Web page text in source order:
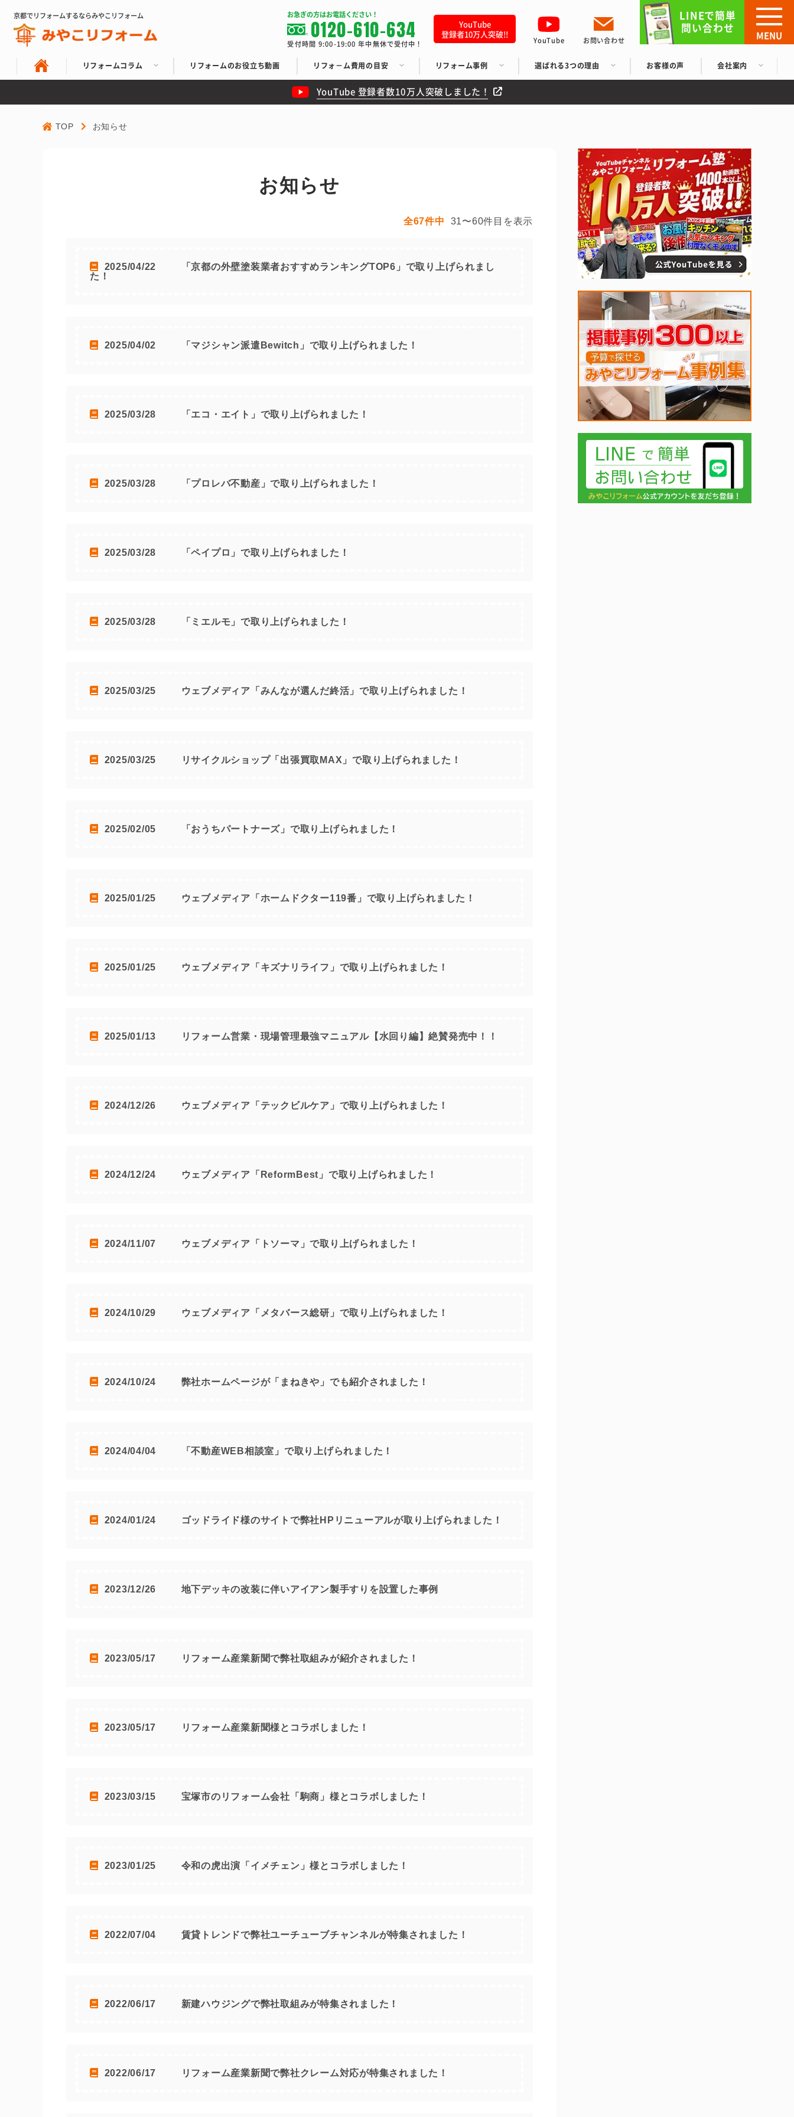
京都でリフォームするならみやこリフォーム お急ぎの方はお電話ください！
0120-610-634
受付時間 9:00-19:00 年中無休で受付中！
YouTube
登録者10万人突破!!
YouTube お問い合わせ
リフォームコラム リフォームのお役立ち動画 リフォ－ム費用の目安 リフォーム事例 選ばれる3つの理由 お客様の声 会社案内
YouTube 登録者数10万人突破しました！
LINEで簡単
問い合わせ
MENU
TOP お知らせ
お知らせ
全67件中 31〜60件目を表示
2025/04/22
「京都の外壁塗装業者おすすめランキングTOP6」で取り上げられまし
た！
2025/04/02 「マジシャン派遣Bewitch」で取り上げられました！
2025/03/28 「エコ・エイト」で取り上げられました！
2025/03/28 「プロレバ不動産」で取り上げられました！
2025/03/28 「ペイプロ」で取り上げられました！
2025/03/28 「ミエルモ」で取り上げられました！
2025/03/25 ウェブメディア「みんなが選んだ終活」で取り上げられました！
2025/03/25 リサイクルショップ「出張買取MAX」で取り上げられました！
2025/02/05 「おうちパートナーズ」で取り上げられました！
2025/01/25 ウェブメディア「ホームドクター119番」で取り上げられました！
2025/01/25 ウェブメディア「キズナリライフ」で取り上げられました！
2025/01/13 リフォーム営業・現場管理最強マニュアル【水回り編】絶賛発売中！！
2024/12/26 ウェブメディア「テックビルケア」で取り上げられました！
2024/12/24 ウェブメディア「ReformBest」で取り上げられました！
2024/11/07 ウェブメディア「トソーマ」で取り上げられました！
2024/10/29 ウェブメディア「メタバース総研」で取り上げられました！
2024/10/24 弊社ホームページが「まねきや」でも紹介されました！
2024/04/04 「不動産WEB相談室」で取り上げられました！
2024/01/24 ゴッドライド様のサイトで弊社HPリニューアルが取り上げられました！
2023/12/26 地下デッキの改装に伴いアイアン製手すりを設置した事例
2023/05/17 リフォーム産業新聞で弊社取組みが紹介されました！
2023/05/17 リフォーム産業新聞様とコラボしました！
2023/03/15 宝塚市のリフォーム会社「駒商」様とコラボしました！
2023/01/25 令和の虎出演「イメチェン」様とコラボしました！
2022/07/04 賃貸トレンドで弊社ユーチューブチャンネルが特集されました！
2022/06/17 新建ハウジングで弊社取組みが特集されました！
2022/06/17 リフォーム産業新聞で弊社クレーム対応が特集されました！